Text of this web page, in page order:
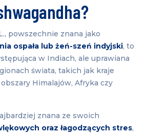
powszechnie znana jako
ospała lub żeń-szeń indyjski, to
w Indiach, ale uprawiana
świata, takich jak kraje
Himalajów, Afryka czy
znana ze swoich
oraz łagodzących stres,